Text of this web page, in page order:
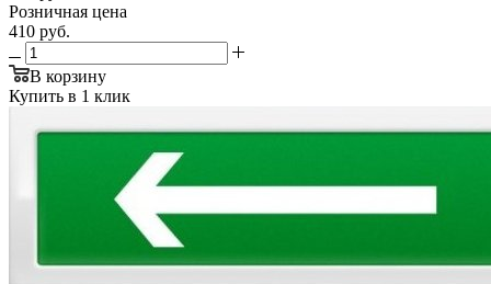
Розничная цена
410 руб.
В корзину
Купить в 1 клик